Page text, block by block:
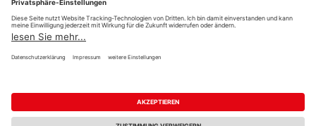
weiter
Tel.:+49 2351 90330
E-Mail: shop@holz-eick.de
Versand
Impressum AGB Widerruf
Datenschutz
Reservierungsbedingungen
Vertrag widerrufen